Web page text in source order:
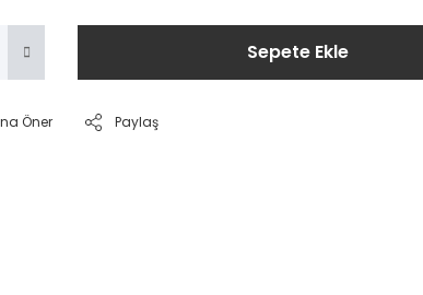
Sepete Ekle
Öner Paylaş